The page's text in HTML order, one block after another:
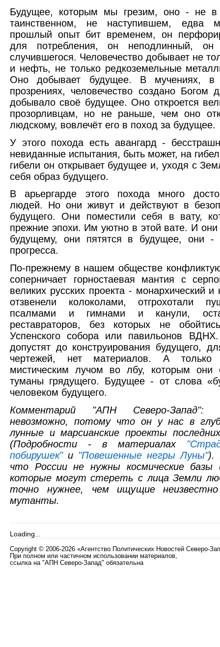
Будущее, которым мы грезим, оно - не
таинственном, не наступившем, едва
прошлый опыт бит временем, он
для потребления, он неподлинный,
случившегося. Человечество добывает не
и нефть, не только редкоземельные
Оно добывает будущее. В мучениях, в
прозрениях, человечество создано Богом
добывало своё будущее. Оно откроется
прозорливцам, но не раньше, чем оно
людскому, вовлечёт его в поход за будущее.
У этого похода есть авангард -
невиданные испытания, быть может, на
гибели он открывает будущее и, уходя с
себя образ будущего.
В арьергарде этого похода много
людей. Но они живут и действуют в
будущего. Они поместили себя в вату,
прежние эпохи. Им уютно в этой вате. И они
будущему, они пятятся в будущее, они -
прогресса.
По-прежнему в нашем обществе
соперничает горностаевая мантия с
великих русских проекта - монархический и
отзвенели колоколами, отгрохотали
псалмами и гимнами и канули,
реставраторов, без которых не
Успенского собора или павильонов
допустят до конструирования будущего,
чертежей, нет материалов. А только
мистическим лучом во лбу, которым они
туманы грядущего. Будущее - от слова
человеком будущего.
Комментарий "АПН Северо-Запад":
невозможно, потому что он у нас в
лунные и марсианские проекты
(Подробности - в материалах
побирушек"и "Повешенные негры Луны").
что России не нужны космические базы
которые могут стереть с лица Земли
точно нужнее, чем ищущие
мутанты.
Loading...
Copyright © 2006-2026 «Агентство Политических Новостей Северо-
При полном или частичном использовании материалов,
ссылка на "АПН Северо-Запад" обязательна